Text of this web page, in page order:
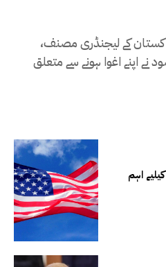
کے لیجنڈری مصنف،
نے اپنے اغوا ہونے سے متعلق
اہم